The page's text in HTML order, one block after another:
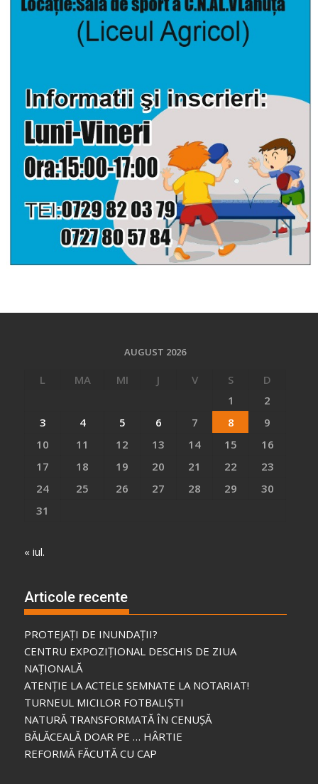
AUGUST 2026
L MA MI J V S
D
1
2
3
4 5 6 7 8
9
10
11 12 13 14 15
16
17
18 19 20 21 22
23
24
25 26 27 28 29
30
31
« iul.
Articole recente
PROTEJAȚI DE INUNDAȚII?
CENTRU EXPOZIȚIONAL DESCHIS DE ZIUA
NAȚIONALĂ
ATENȚIE LA ACTELE SEMNATE LA NOTARIAT!
TURNEUL MICILOR FOTBALIȘTI
NATURĂ TRANSFORMATĂ ÎN CENUȘĂ
BĂLĂCEALĂ DOAR PE … HÂRTIE
REFORMĂ FĂCUTĂ CU CAP